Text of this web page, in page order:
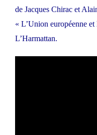
de Jacques Chirac et
« L’Union européenne
L’Harmattan.